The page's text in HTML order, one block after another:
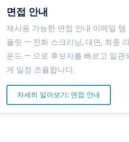
면접 안내
재사용 가능한 면접 안내 이메일 템
플릿 — 전화 스크리닝, 대면, 최종
운드 — 으로 후보자를 빠르고 일관
게 일정 조율합니다.
자세히 알아보기: 면접 안내